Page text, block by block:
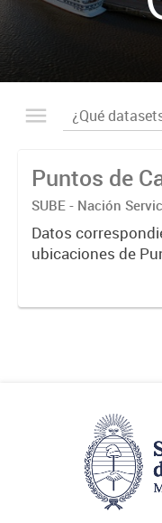
Puntos de
SUBE - Nación
Datos
ubicaciones de